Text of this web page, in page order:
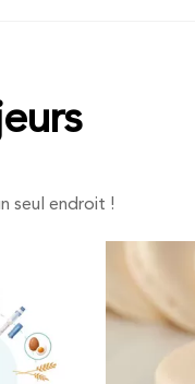
seul endroit !